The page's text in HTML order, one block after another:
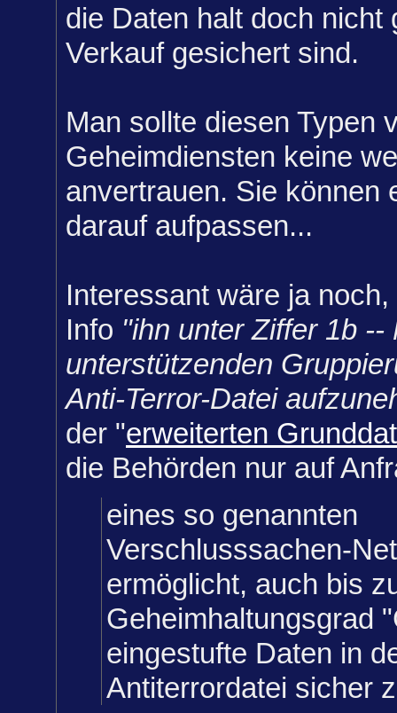
die Daten halt doch nicht
Verkauf gesichert sind.
Man sollte diesen Typen
Geheimdiensten keine
anvertrauen. Sie können
darauf aufpassen...
Interessant wäre ja
Info "ihn unter Ziffer 1b --
unterstützenden
Anti-Terror-Datei
der "erweiterten
die Behörden nur auf
eines so genannten
Verschlusssachen-
ermöglicht, auch bis
Geheimhaltungsgrad
eingestufte Daten in
Antiterrordatei sicher